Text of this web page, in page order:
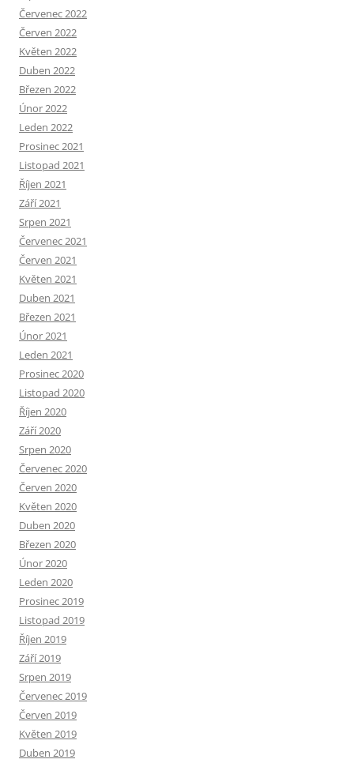
Červenec 2022
Červen 2022
Květen 2022
Duben 2022
Březen 2022
Únor 2022
Leden 2022
Prosinec 2021
Listopad 2021
Říjen 2021
Září 2021
Srpen 2021
Červenec 2021
Červen 2021
Květen 2021
Duben 2021
Březen 2021
Únor 2021
Leden 2021
Prosinec 2020
Listopad 2020
Říjen 2020
Září 2020
Srpen 2020
Červenec 2020
Červen 2020
Květen 2020
Duben 2020
Březen 2020
Únor 2020
Leden 2020
Prosinec 2019
Listopad 2019
Říjen 2019
Září 2019
Srpen 2019
Červenec 2019
Červen 2019
Květen 2019
Duben 2019